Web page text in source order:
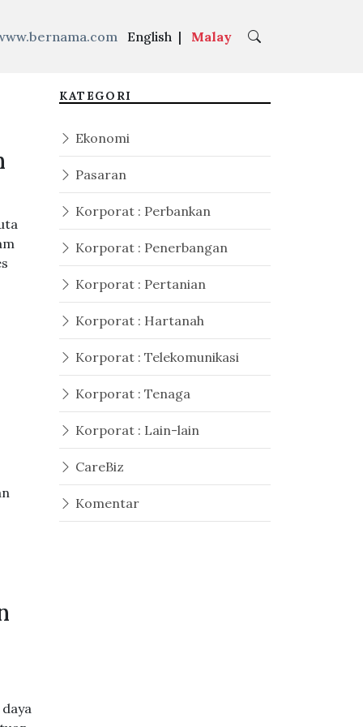
English | Malay
KATEGORI
Ekonomi
Pasaran
Korporat : Perbankan
Korporat : Penerbangan
Korporat : Pertanian
Korporat : Hartanah
Korporat : Telekomunikasi
Korporat : Tenaga
Korporat : Lain-lain
CareBiz
Komentar